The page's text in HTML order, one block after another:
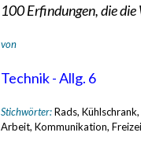
100 Erfindungen, die
von
Technik - Allg. 6
Stichwörter:Rads,
Arbeit, Kommunikation,